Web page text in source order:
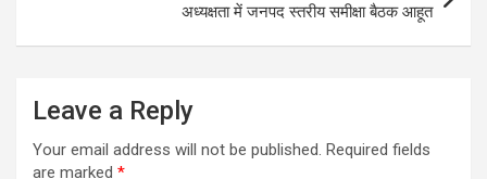
अध्यक्षता में जनपद स्तरीय समीक्षा बैठक आहूत
Leave a Reply
Your email address will not be published. Required fields
are marked *